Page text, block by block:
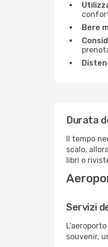
Bere
Durata
Il tempo
scalo,
libri o
Servizi
souvenir,